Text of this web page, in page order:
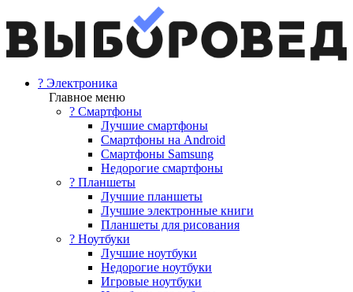
? Электроника
Главное меню
? Смартфоны
Лучшие смартфоны
Смартфоны на Android
Смартфоны Samsung
Недорогие смартфоны
? Планшеты
Лучшие планшеты
Лучшие электронные книги
Планшеты для рисования
? Ноутбуки
Лучшие ноутбуки
Недорогие ноутбуки
Игровые ноутбуки